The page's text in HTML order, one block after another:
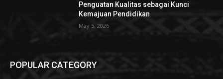
Penguatan Kualitas sebagai Kunci
Kemajuan Pendidikan
May 5, 2026
POPULAR CATEGORY